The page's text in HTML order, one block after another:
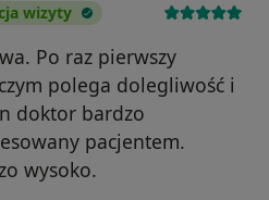
wizyty
Po raz pierwszy
polega dolegliwość i
doktor bardzo
pacjentem.
wysoko.